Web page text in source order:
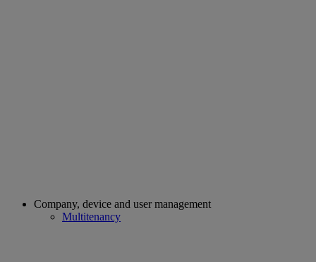
Company, device and user management
Multitenancy